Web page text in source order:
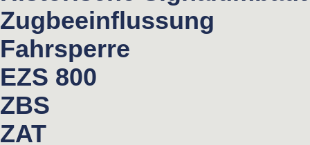
Zugbeeinflussung
Fahrsperre
EZS 800
ZBS
ZAT